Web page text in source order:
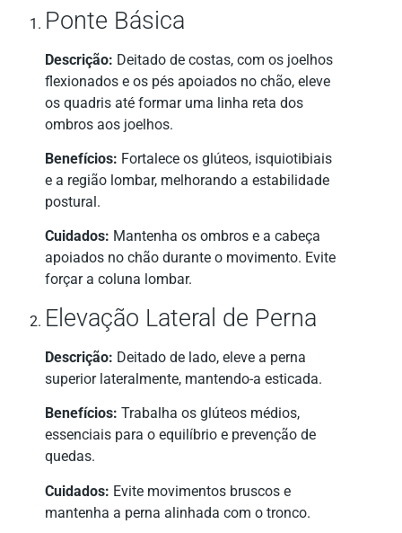
Ponte Básica
Descrição: Deitado de costas, com os joelhos
flexionados e os pés apoiados no chão, eleve
os quadris até formar uma linha reta dos
ombros aos joelhos.
Benefícios: Fortalece os glúteos, isquiotibiais
e a região lombar, melhorando a estabilidade
postural.
Cuidados: Mantenha os ombros e a cabeça
apoiados no chão durante o movimento. Evite
forçar a coluna lombar.
Elevação Lateral de Perna
Descrição: Deitado de lado, eleve a perna
superior lateralmente, mantendo-a esticada.
Benefícios: Trabalha os glúteos médios,
essenciais para o equilíbrio e prevenção de
quedas.
Cuidados: Evite movimentos bruscos e
mantenha a perna alinhada com o tronco.